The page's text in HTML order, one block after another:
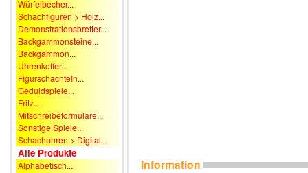
Würfelbecher...
Schachfiguren > Holz...
Demonstrationsbretter...
Backgammonsteine...
Backgammon...
Uhrenkoffer...
Figurschachteln...
Geduldspiele...
Fritz...
Mitschreibeformulare...
Sonstige Spiele...
Schachuhren > Digital...
Alle Produkte
Alphabetisch... Information